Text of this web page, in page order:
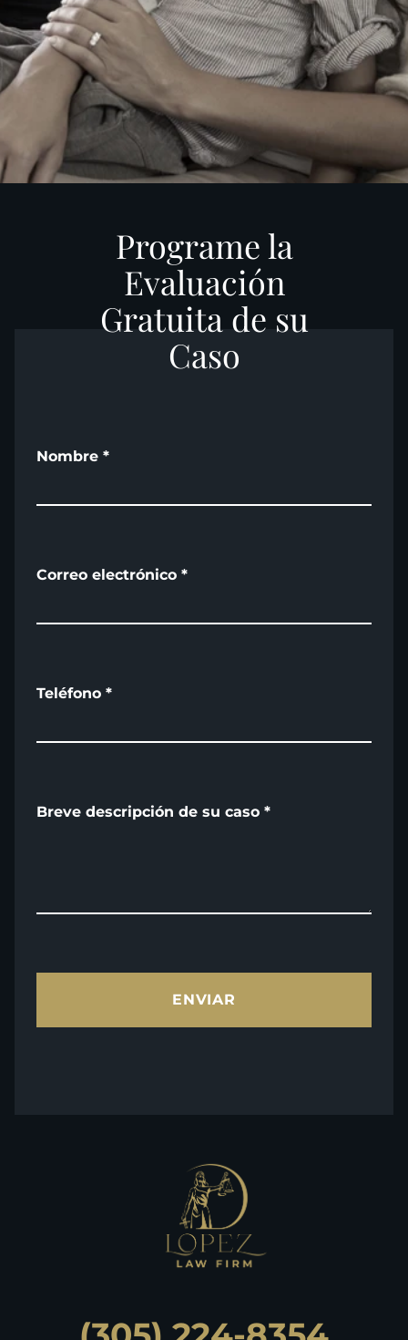
Programe la
Evaluación
Gratuita de su
Caso
Nombre *
Correo electrónico *
Teléfono *
Breve descripción de su caso *
ENVIAR